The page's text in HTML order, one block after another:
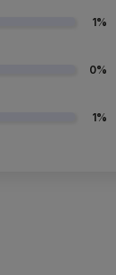
1%
0%
1%